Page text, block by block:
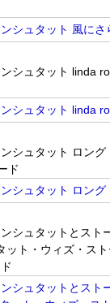
シュタット linda
シュタット ロン
ド
シュタットとスト
ット・ウィズ・ス